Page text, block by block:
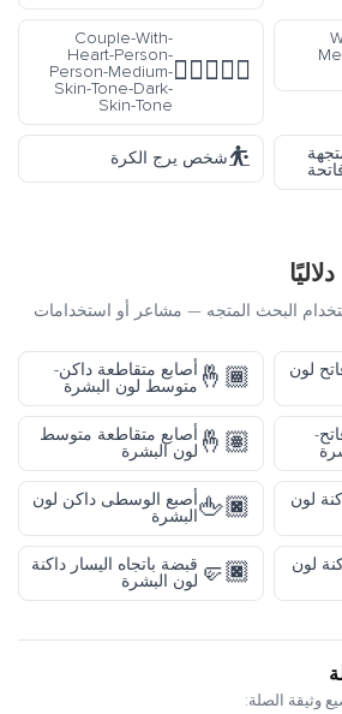
🧑🏽‍❤️‍🧑🏿
Couple-With-
Heart-Person-
Person-Medium-
Skin-Tone-Dark-
Skin-Tone
⛹️شخص يرج الكرة
البحث المتجه — مشاعر أو استخدامات
لون
🤞🏾 أصابع متقاطعة داكن-
متوسط لون البشرة
🤞🏽 أصابع متقاطعة متوسط
لون البشرة
لون
🖕🏿أصبع الوسطى داكن لون
البشرة
لون
🤛🏿 قبضة باتجاه اليسار داكنة
لون البشرة
وثيقة الصلة: